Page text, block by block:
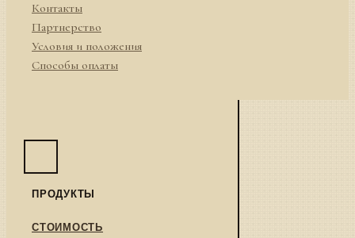
Контакты
Партнерство
Условия и положения
Способы оплаты
ПРОДУКТЫ
СТОИМОСТЬ